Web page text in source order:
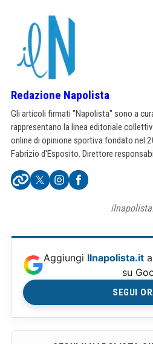
Redazione Napolista
Gli articoli firmati "Napolista" sono a
rappresentano la linea editoriale
online di opinione sportiva fondato nel
Fabrizio d'Esposito. Direttore
Aggiungi Ilnapolista.it
su
SEGUI